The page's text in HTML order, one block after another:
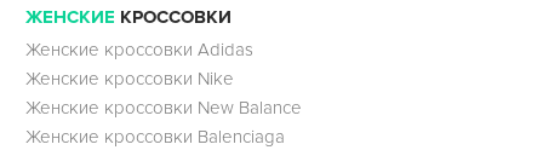
ЖЕНСКИЕ КРОССОВКИ
Женские кроссовки Adidas
Женские кроссовки Nike
Женские кроссовки New Balance
Женские кроссовки Balenciaga